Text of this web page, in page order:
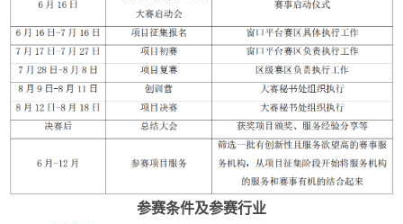
参赛条件及参赛行业